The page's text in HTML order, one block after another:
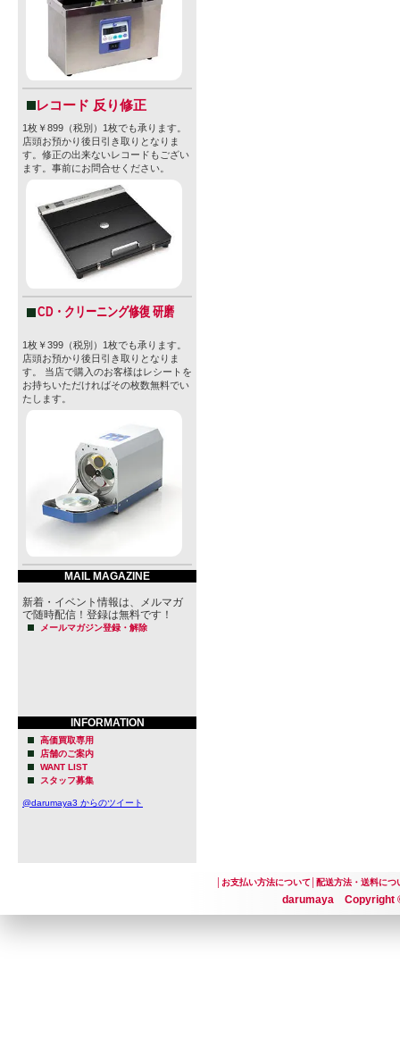
レコード 反り修正
1枚￥899（税別）1枚でも承ります。
店頭お預かり後日引き取りとなりま
す。修正の出来ないレコードもござい
ます。事前にお問合せください。
CD・クリーニング修復 研磨
1枚￥399（税別）1枚でも承ります。
店頭お預かり後日引き取りとなりま
す。 当店で購入のお客様はレシートを
お持ちいただければその枚数無料でい
たします。
MAIL MAGAZINE
新着・イベント情報は、メルマガ
で随時配信！登録は無料です！
メールマガジン登録・解除
INFORMATION
高価買取専用
店舗のご案内
WANT LIST
スタッフ募集
@darumaya3 からのツイート
お支払い方法について│ 配送方法・送料につ
darumaya Copyright